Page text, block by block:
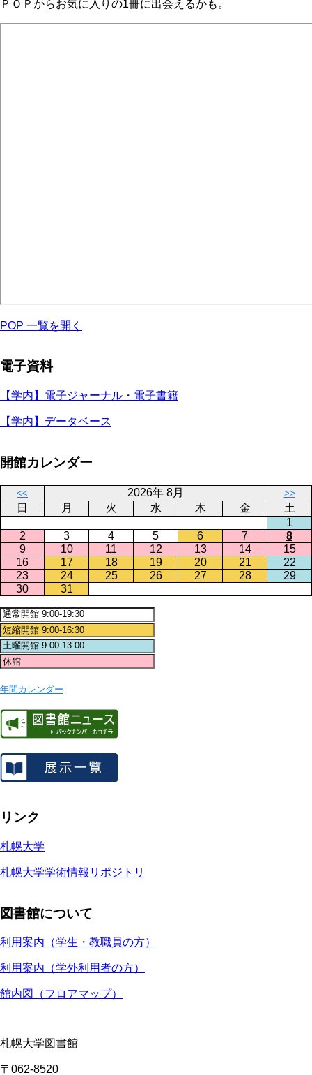
ＰＯＰからお気に入りの1冊に出会えるかも。
POP 一覧を開く
電子資料
【学内】電子ジャーナル・電子書籍
【学内】データベース
開館カレンダー
<< 2026年 8月 >>
日 月 火 水 木 金
土
1
2
3 4 5 6 7
8
9
10 11 12 13 14
15
16
17 18 19 20 21
22
23
24 25 26 27 28
29
30
31
年間カレンダー
リンク
札幌大学
札幌大学学術情報リポジトリ
図書館について
利用案内（学生・教職員の方）
利用案内（学外利用者の方）
館内図（フロアマップ）
札幌大学図書館
〒062-8520